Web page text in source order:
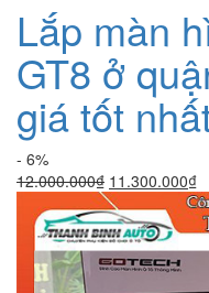
Lắp màn
GT8 ở
giá tốt
- 6%
12.000.000₫ Giá
gốc
là:
12.000.000₫.
11.300.000₫Giá